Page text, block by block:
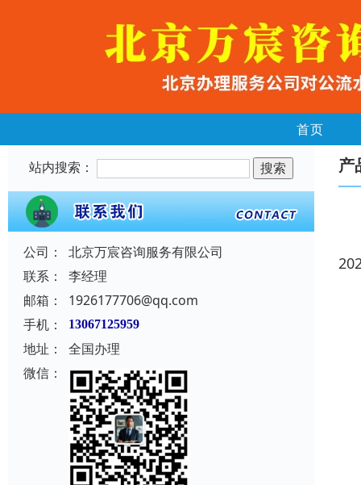
首页
站内搜索：
公司：
北京万宸咨询服务有限公司
联系：
李经理
邮箱：
1926177706@qq.com
手机：
13067125959
地址：
全国办理
微信：
产